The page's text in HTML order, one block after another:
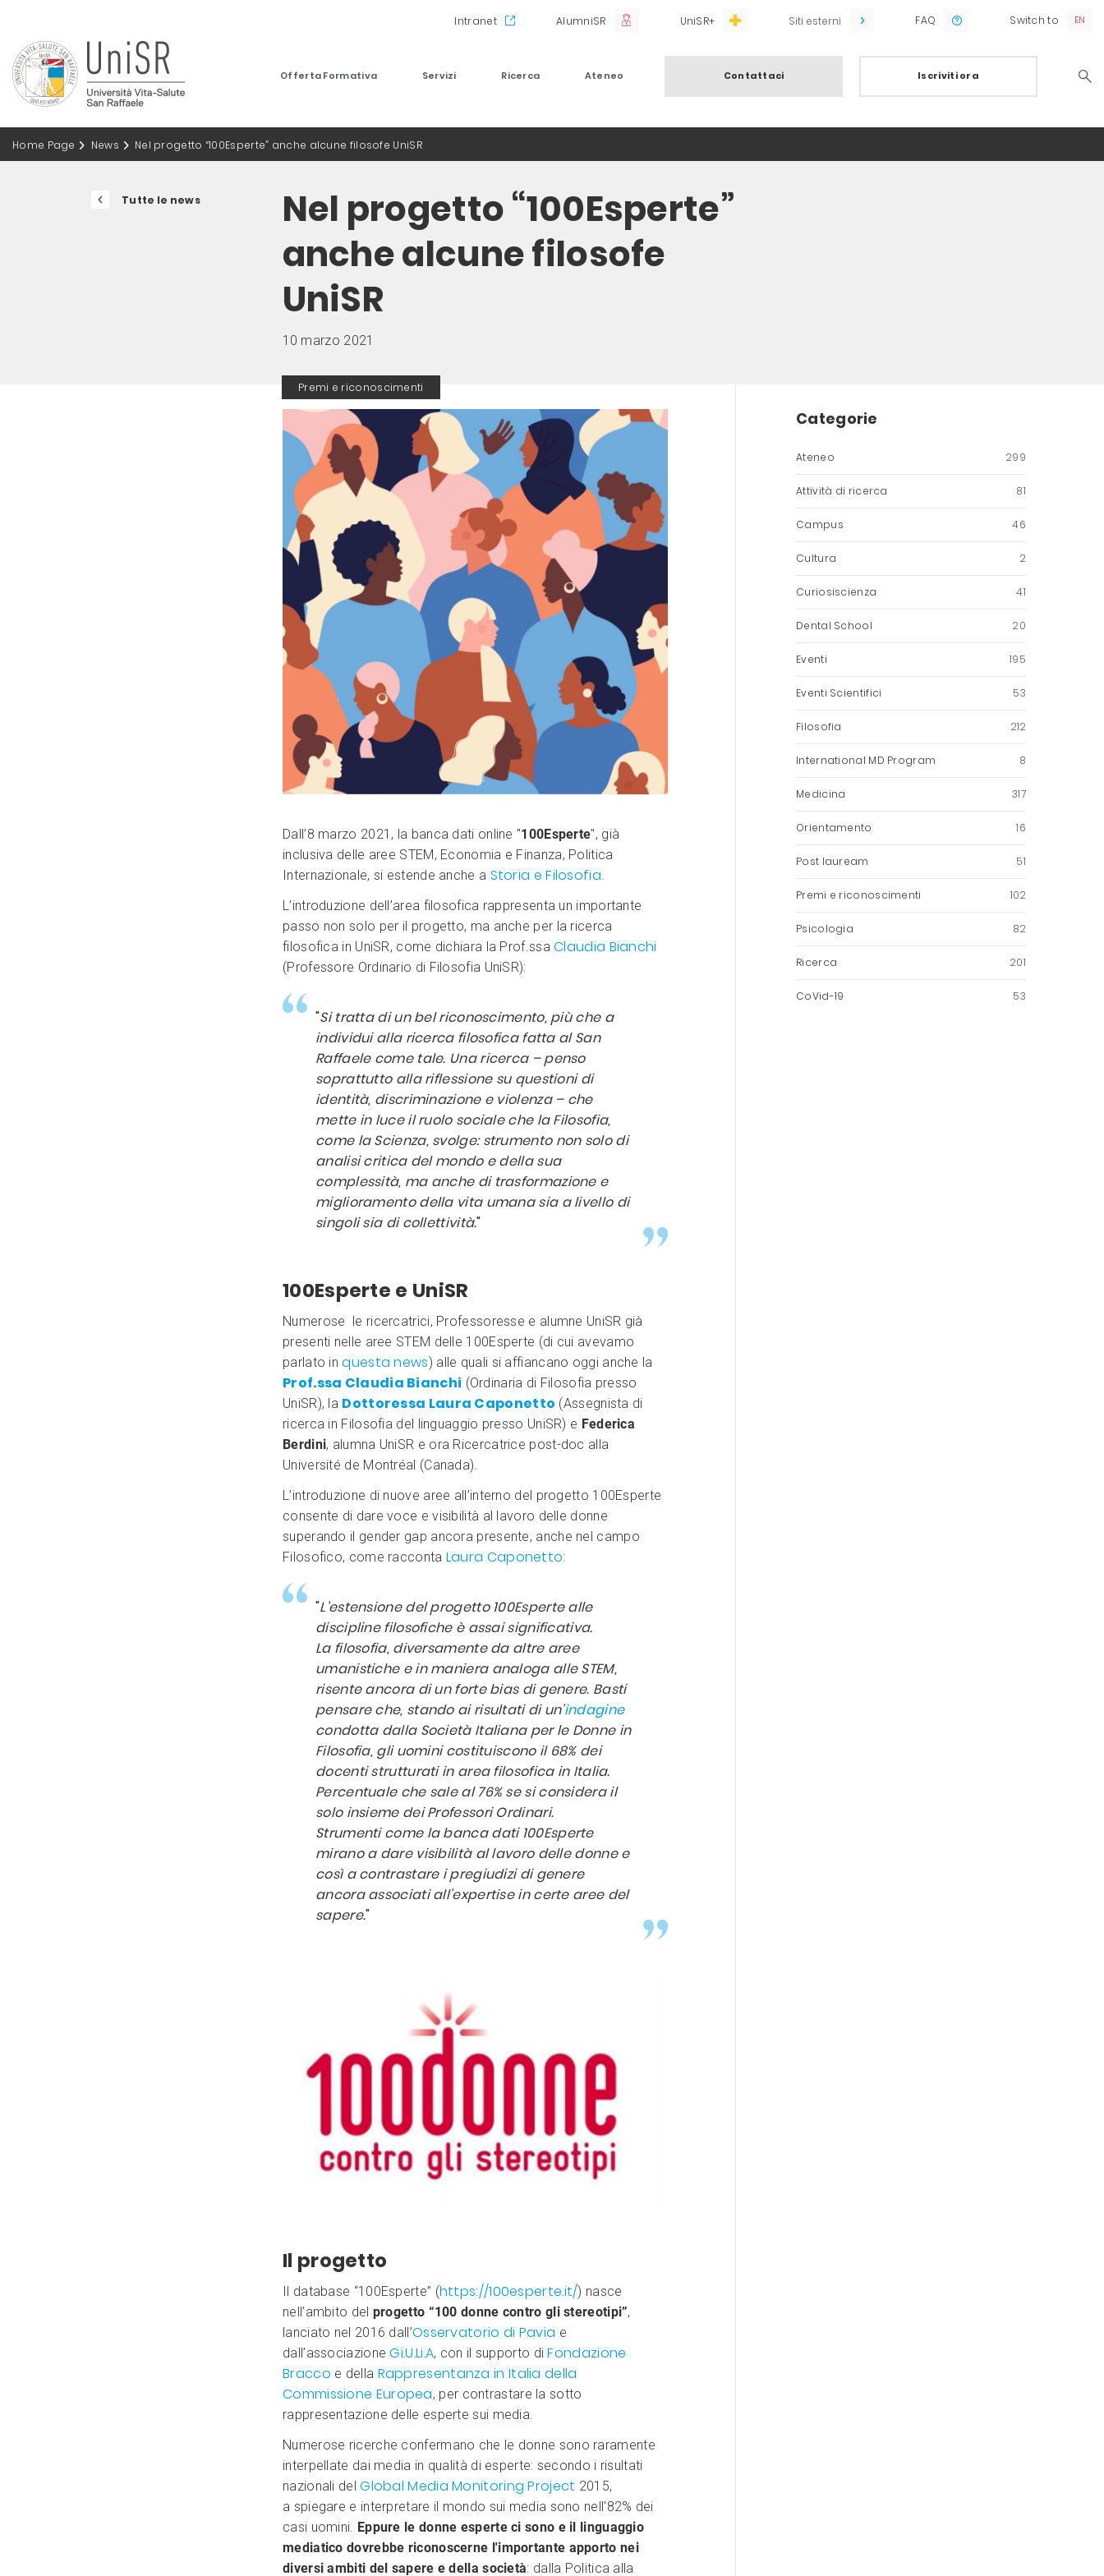
Intranet AlumniSR UniSR+ Siti esterni FAQ Switch to
Offerta Formativa Servizi Ricerca Ateneo Contattaci Iscriviti ora
Home Page News Nel progetto “100Esperte” anche alcune filosofe UniSR
Tutte le news
Nel progetto “100Esperte”
anche alcune filosofe
UniSR
10 marzo 2021
Premi e riconoscimenti
Dall’8 marzo 2021, la banca dati online "100Esperte", già
inclusiva delle aree STEM, Economia e Finanza, Politica
Internazionale, si estende anche a Storia e Filosofia.
L’introduzione dell’area filosofica rappresenta un importante
passo non solo per il progetto, ma anche per la ricerca
filosofica in UniSR, come dichiara la Prof.ssaClaudia Bianchi
(Professore Ordinario di Filosofia UniSR):
"Si tratta di un bel riconoscimento, più che a
individui alla ricerca filosofica fatta al San
Raffaele come tale. Una ricerca – penso
soprattutto alla riflessione su questioni di
identità, discriminazione e violenza – che
mette in luce il ruolo sociale che la Filosofia,
come la Scienza, svolge: strumento non solo di
analisi critica del mondo e della sua
complessità, ma anche di trasformazione e
miglioramento della vita umana sia a livello di
singoli sia di collettività."
100Esperte e UniSR
Numerose le ricercatrici, Professoresse e alumne UniSR già
presenti nelle aree STEM delle 100Esperte (di cui avevamo
parlato inquesta news) alle quali si affiancano oggi anche la
Prof.ssa Claudia Bianchi (Ordinaria di Filosofia presso
UniSR), la Dottoressa Laura Caponetto (Assegnista di
ricerca in Filosofia del linguaggio presso UniSR) e Federica
Berdini, alumna UniSR e ora Ricercatrice post-doc alla
Université de Montréal (Canada).
L’introduzione di nuove aree all’interno del progetto 100Esperte
consente di dare voce e visibilità al lavoro delle donne
superando il gender gap ancora presente, anche nel campo
Filosofico, come racconta Laura Caponetto:
"L’estensione del progetto 100Esperte alle
discipline filosofiche è assai significativa.
La filosofia, diversamente da altre aree
umanistiche e in maniera analoga alle STEM,
risente ancora di un forte bias di genere. Basti
pensare che, stando ai risultati di un’indagine
condotta dalla Società Italiana per le Donne in
Filosofia, gli uomini costituiscono il 68% dei
docenti strutturati in area filosofica in Italia.
Percentuale che sale al 76% se si considera il
solo insieme dei Professori Ordinari.
Strumenti come la banca dati 100Esperte
mirano a dare visibilità al lavoro delle donne e
così a contrastare i pregiudizi di genere
ancora associati all’expertise in certe aree del
sapere."
Il progetto
Il database “100Esperte” (https://100esperte.it/) nasce
nell’ambito del progetto “100 donne contro gli stereotipi”,
lanciato nel 2016 dall’Osservatorio di Pavia e
dall’associazioneGi.U.Li.A, con il supporto diFondazione
Bracco e della Rappresentanza in Italia della
Commissione Europea, per contrastare la sotto
rappresentazione delle esperte sui media.
Numerose ricerche confermano che le donne sono raramente
interpellate dai media in qualità di esperte: secondo i risultati
nazionali delGlobal Media Monitoring Project 2015,
a spiegare e interpretare il mondo sui media sono nell'82% dei
casi uomini. Eppure le donne esperte ci sono e il linguaggio
mediatico dovrebbe riconoscerne l'importante apporto nei
diversi ambiti del sapere e della società: dalla Politica alla
Categorie
Ateneo 299
Attività di ricerca 81
Campus 46
Cultura 2
Curiosiscienza 41
Dental School 20
Eventi 195
Eventi Scientifici 53
Filosofia 212
International MD Program 8
Medicina 317
Orientamento 16
Post lauream 51
Premi e riconoscimenti 102
Psicologia 82
Ricerca 201
CoVid-19 53